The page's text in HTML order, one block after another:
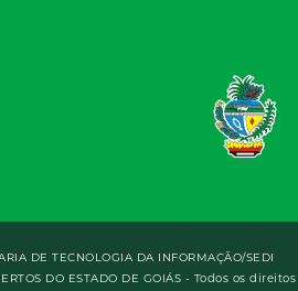
DE TECNOLOGIA DA INFORMAÇÃO/SEDI
DO ESTADO DE GOIÁS - Todos os direitos